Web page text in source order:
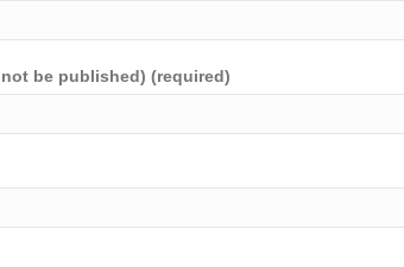
be published) (required)